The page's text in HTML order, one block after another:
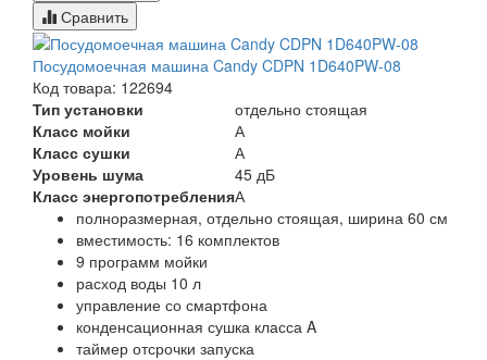
Сравнить
Посудомоечная машина Candy CDPN 1D640PW-08
Код товара: 122694
Тип установки
отдельно стоящая
Класс мойки
А
Класс сушки
А
Уровень шума
45 дБ
Класс энергопотребленияА
полноразмерная, отдельно стоящая, ширина 60 см
вместимость: 16 комплектов
9 программ мойки
расход воды 10 л
управление со смартфона
конденсационная сушка класса A
таймер отсрочки запуска